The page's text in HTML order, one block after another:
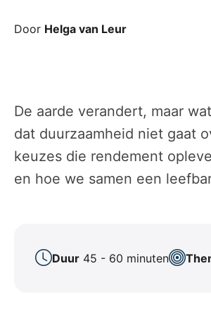
Door Helga van Leur
De aarde verandert, maar
dat duurzaamheid niet gaat
keuzes die rendement
en hoe we samen een
Duur 45 - 60 minuten